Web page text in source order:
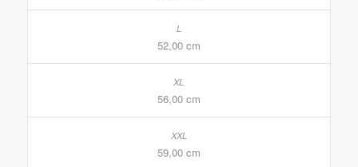
52,00 cm
56,00 cm
59,00 cm